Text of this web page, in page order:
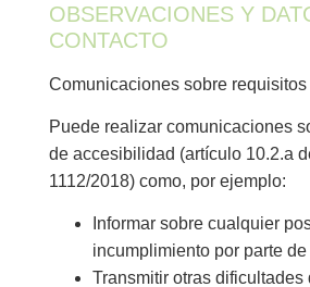
OBSERVACIONES Y
CONTACTO
Comunicaciones sobre
Puede realizar comunicaciones
de accesibilidad (artículo 10.2.a
1112/2018) como, por ejemplo:
Informar sobre cualquier
incumplimiento por parte
Transmitir otras dificultades